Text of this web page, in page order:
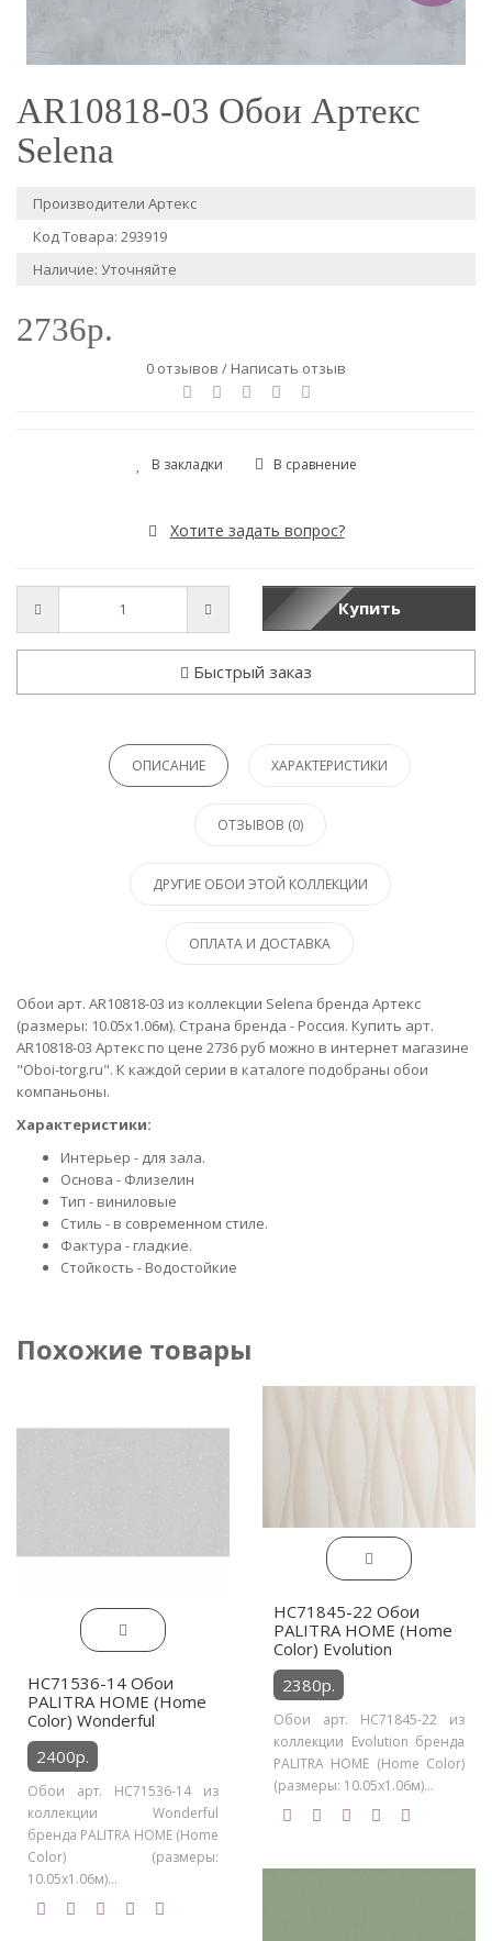
AR10818-03 Обои Артекс
Selena
Производители Артекс
Код Товара: 293919
Наличие: Уточняйте
2736р.
0 отзывов / Написать отзыв
В закладки В сравнение
Хотите задать вопрос?
Купить
Быстрый заказ
ОПИСАНИЕ ХАРАКТЕРИСТИКИ
ОТЗЫВОВ (0)
ДРУГИЕ ОБОИ ЭТОЙ КОЛЛЕКЦИИ
ОПЛАТА И ДОСТАВКА
Обои арт. AR10818-03 из коллекции Selena бренда Артекс
(размеры: 10.05х1.06м). Страна бренда - Россия. Купить арт.
AR10818-03 Артекс по цене 2736 руб можно в интернет магазине
"Oboi-torg.ru". К каждой серии в каталоге подобраны обои
компаньоны.
Характеристики:
Интерьер - для зала.
Основа - Флизелин
Тип - виниловые
Стиль - в современном стиле.
Фактура - гладкие.
Стойкость - Водостойкие
Похожие товары
HC71536-14 Обои
PALITRA HOME (Home
Color) Wonderful
2400р.
Обои арт. HC71536-14 из
коллекции Wonderful
бренда PALITRA HOME (Home
Color) (размеры:
10.05х1.06м)...
HC71845-22 Обои
PALITRA HOME (Home
Color) Evolution
2380р.
Обои арт. HC71845-22 из
коллекции Evolution бренда
PALITRA HOME (Home Color)
(размеры: 10.05х1.06м)...